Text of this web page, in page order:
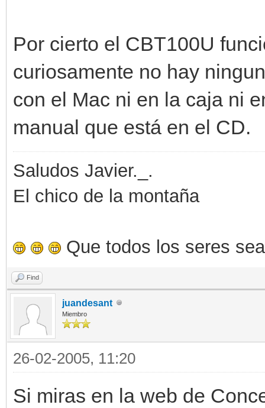
Por cierto el CBT100U
curiosamente no hay
con el Mac ni en la caja ni
manual que está en el CD.
Saludos Javier._.
El chico de la montaña
Que todos los seres
Find
juandesant
Miembro
26-02-2005, 11:20
Si miras en la web de